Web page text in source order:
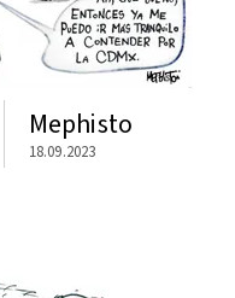
Mephisto
18.09.2023